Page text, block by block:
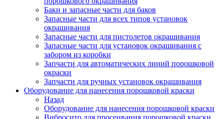
Баки и запасные части для баков
Запасные части для всех типов установок
окрашивания
Запасные части для пистолетов окрашивания
Запасные части для установок окрашивания с
забором из коробки
Запчасти для автоматических линий порошковой
окраски
Запчасти для ручных установок окрашивания
Оборудование для нанесения порошковой краски
Назад
Оборудование для нанесения порошковой краски
Вибросито для просеивания порошковой краски